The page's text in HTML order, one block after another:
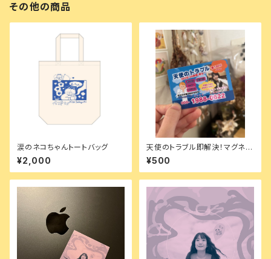
その他の商品
涙のネコちゃんトートバッグ
¥2,000
天使のトラブル即解決！マグネッ
トステッカー
¥500